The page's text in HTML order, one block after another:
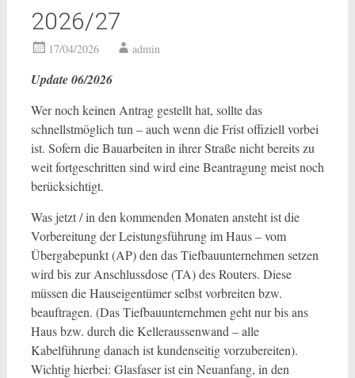
2026/27
17/04/2026 admin
Update 06/2026
Wer noch keinen Antrag gestellt hat, sollte das
schnellstmöglich tun – auch wenn die Frist offiziell vorbei
ist. Sofern die Bauarbeiten in ihrer Straße nicht bereits zu
weit fortgeschritten sind wird eine Beantragung meist noch
berücksichtigt.
Was jetzt / in den kommenden Monaten ansteht ist die
Vorbereitung der Leistungsführung im Haus – vom
Übergabepunkt (AP) den das Tiefbauunternehmen setzen
wird bis zur Anschlussdose (TA) des Routers. Diese
müssen die Hauseigentümer selbst vorbreiten bzw.
beauftragen. (Das Tiefbauunternehmen geht nur bis ans
Haus bzw. durch die Kelleraussenwand – alle
Kabelführung danach ist kundenseitig vorzubereiten).
Wichtig hierbei: Glasfaser ist ein Neuanfang, in den